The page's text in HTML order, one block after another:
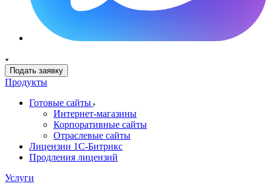
Подать заявку
Продукты
Готовые сайты
Интернет-магазины
Корпоративные сайты
Отраслевые сайты
Лицензии 1С-Битрикс
Продления лицензий
Услуги